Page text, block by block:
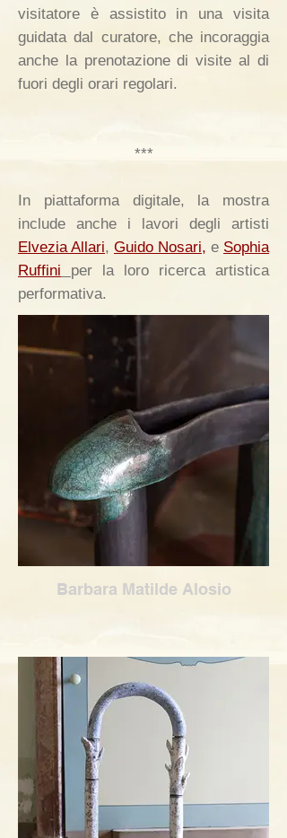
visitatore è assistito in una visita
guidata dal curatore, che incoraggia
anche la prenotazione di visite al di
fuori degli orari regolari.
***
In piattaforma digitale, la mostra
include anche i lavori degli artisti
Elvezia Allari, Guido Nosari, e Sophia
Ruffini
per la loro ricerca artistica
performativa.
Barbara Matilde Alosio